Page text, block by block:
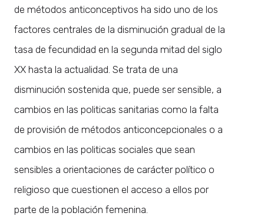
de métodos anticonceptivos ha sido uno de los
factores centrales de la disminución gradual de la
tasa de fecundidad en la segunda mitad del siglo
XX hasta la actualidad. Se trata de una
disminución sostenida que, puede ser sensible, a
cambios en las politicas sanitarias como la falta
de provisión de métodos anticoncepcionales o a
cambios en las politicas sociales que sean
sensibles a orientaciones de carácter político o
religioso que cuestionen el acceso a ellos por
parte de la población femenina.